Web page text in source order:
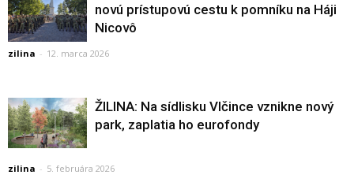
novú prístupovú cestu k pomníku na Háji
Nicovô
zilina - 12. marca 2026
ŽILINA: Na sídlisku Vlčince vznikne nový
park, zaplatia ho eurofondy
zilina - 5. februára 2026